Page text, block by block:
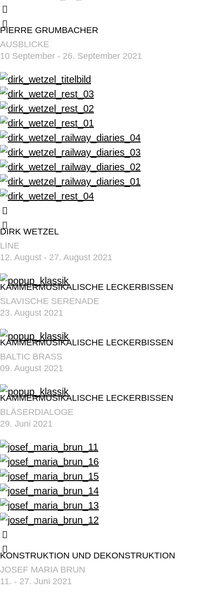
PIERRE GRUMBACHER
AUSBLICKE
10 September - 26. September 2021
DIRK WETZEL
LINE
12. August - 27. August 2021
KAMMERMUSIKALISCHE LECKERBISSEN
SLAVISCHE SERENADE
23. August 2021
KAMMERMUSIKALISCHE LECKERBISSEN
BALTIC BRASS
09. August 2021
KAMMERMUSIKALISCHE LECKERBISSEN
BLÄSERDIALOGE
29. Juni 2021
KONSTRUKTION UND DEKONSTRUKTION
JOSEF MARIA BRUN
11. - 27. Juni 2021